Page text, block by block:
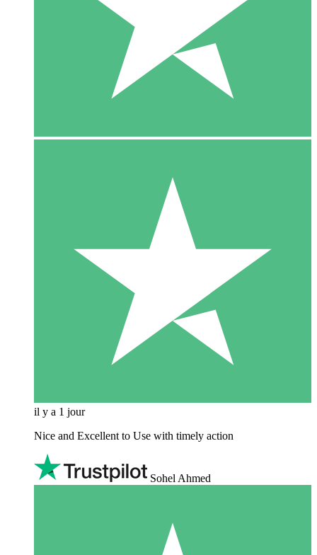
il y a 1 jour
Nice and Excellent to Use with timely action
Sohel Ahmed